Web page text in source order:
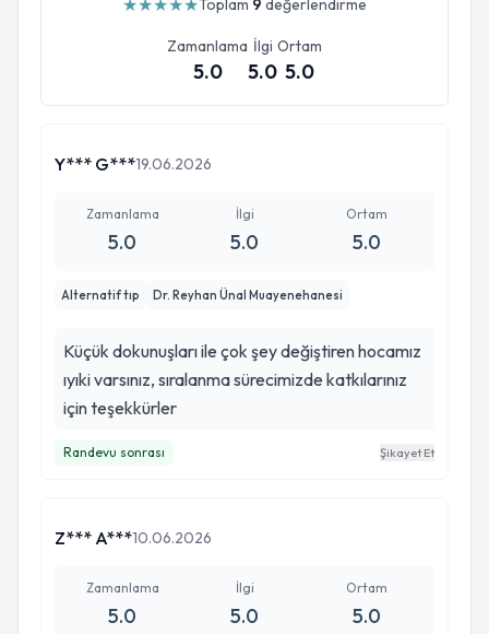
★★★★★Toplam 9 değerlendirme
Zamanlama
5.0
İlgi
5.0
Ortam
5.0
Y*** G***19.06.2026
Zamanlama
5.0
İlgi
5.0
Ortam
5.0
Alternatif tıp Dr. Reyhan Ünal Muayenehanesi
Küçük dokunuşları ile çok şey değiştiren hocamız
ıyıki varsınız, sıralanma sürecimizde katkılarınız
için teşekkürler
Randevu sonrası Şikayet Et
Z*** A***10.06.2026
Zamanlama
5.0
İlgi
5.0
Ortam
5.0